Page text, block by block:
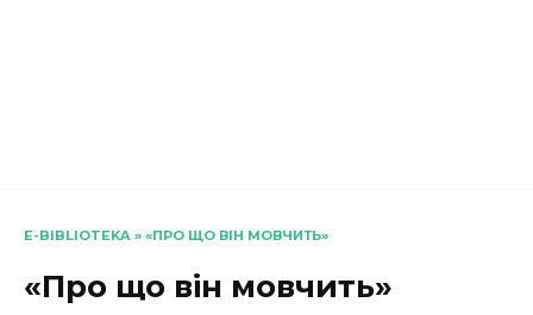
E-BIBLIOTEKA » «ПРО ЩО ВІН МОВЧИТЬ»
«Про що він мовчить»